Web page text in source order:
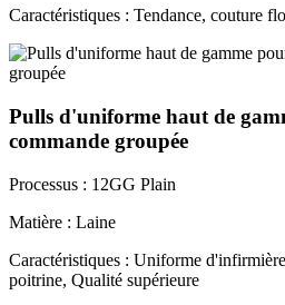
Caractéristiques : Tendance, couture
Pulls d'uniforme haut de
commande groupée
Processus : 12GG Plain
Matière : Laine
Caractéristiques : Uniforme
poitrine, Qualité supérieure